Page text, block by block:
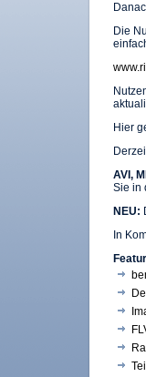
Die
Hier
AVI,
Sie in
NEU:
In